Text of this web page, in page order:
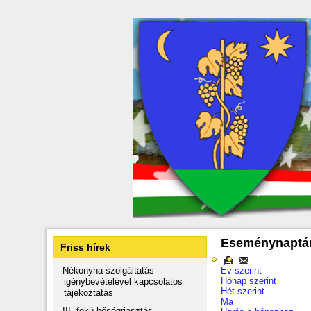
Friss hírek
Nékonyha szolgáltatás
igénybevételével kapcsolatos
tájékoztatás
Év szerint
Hónap szerint
Hét szerint
Ma